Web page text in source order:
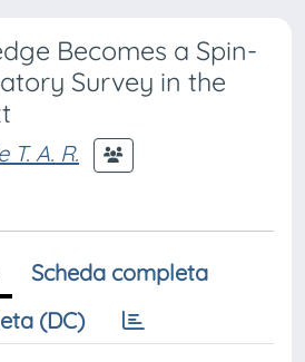
Becomes a Spin-
Survey in the
T. A. R.
Scheda completa
(DC)